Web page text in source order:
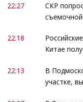
22:27
СКР
22:18
Китае
22:13
В
участке,